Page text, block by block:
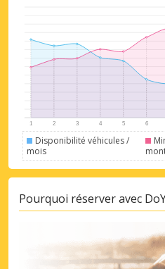
Disponibilité véhicules /
mois
Pourquoi réserver avec